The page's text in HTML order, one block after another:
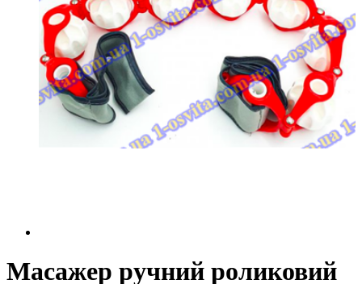
Масажер ручний роликовий